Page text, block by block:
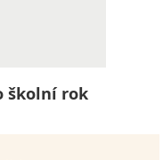
školní rok